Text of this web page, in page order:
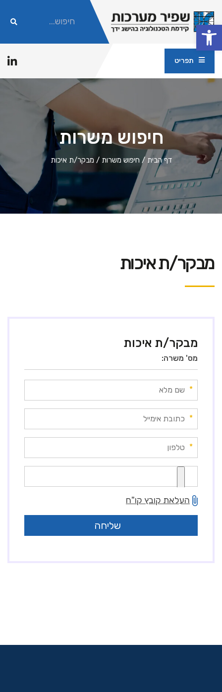
פתח סרגל נגישות
תפריט
חיפוש משרות
דף הבית / חיפוש משרות / מבקר/ת איכות
מבקר/ת איכות
מבקר/ת איכות
מס' משרה:
*
*
*
העלאת קובץ קו"ח